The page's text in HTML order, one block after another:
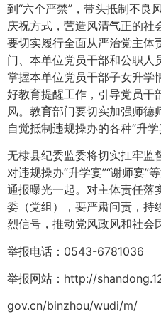
到“六个严禁”，带头抵制不良
庆祝方式，营造风清气正的社
要切实履行全面从严治党主体
门、本单位党员干部和公职人
掌握本单位党员干部子女升学
好教育提醒工作，引导党员干
风。教育部门要切实加强师
自觉抵制违规操办的各种“升学
无棣县纪委监委将切实扛牢监
对违规操办“升学宴”“谢师宴”
通报曝光一起。对主体责任落
委（党组），要严肃问责，持
烈信号，推动党风政风和社会
举报电话：0543-6781036
举报网站：http://
gov.cn/binzhou/wudi/m/